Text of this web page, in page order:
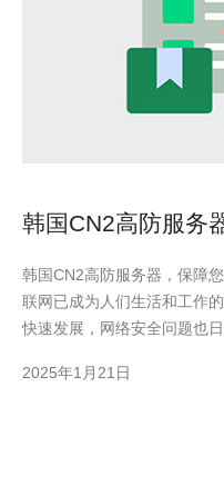
韩国CN2高防服务
韩国CN2高防服务器，保障您的网站安全 在
联网已成为人们生活和工作
快速发展，网络安全问题也
任务。 韩国CN2高防服务器是一种具有强大抗DDoS（分布式拒绝
2025年1月21日